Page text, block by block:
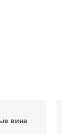
вина